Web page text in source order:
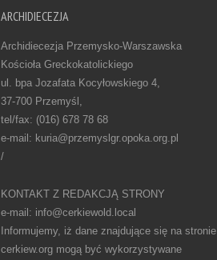
ARCHIDIECEZJA
Archidiecezja Przemysko-Warszawska
Kościoła Greckokatolickiego
ul. bpa Jozafata Kocyłowskiego 4,
37-700 Przemyśl,
tel/fax: (016) 678 78 68
e-mail: kuria@przemyslgr.opoka.org.pl
/
KONTAKT Z REDAKCJĄ STRONY
e-mail: info@cerkiewold.local
Informujemy, iż dane znajdujące się na stronie
cerkiew.org mogą być wykorzystywane